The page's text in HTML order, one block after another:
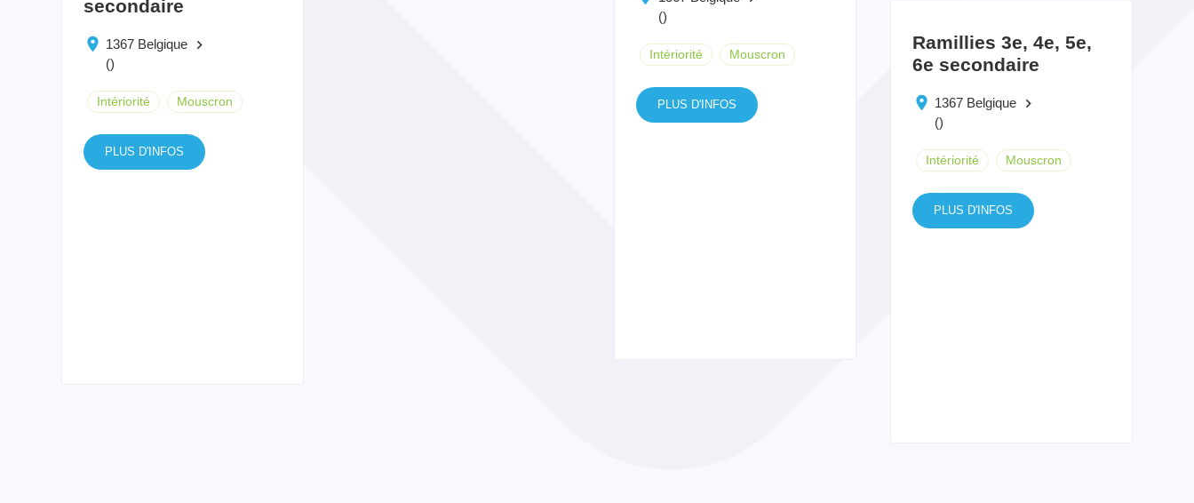
()
Intériorité Mouscron
PLUS D'INFOS
secondaire
1367 Belgique keyboard_arrow_right
()
Intériorité Mouscron
PLUS D'INFOS
Ramillies 3e, 4e, 5e,
6e secondaire
1367 Belgique keyboard_arrow_right
()
Intériorité Mouscron
PLUS D'INFOS